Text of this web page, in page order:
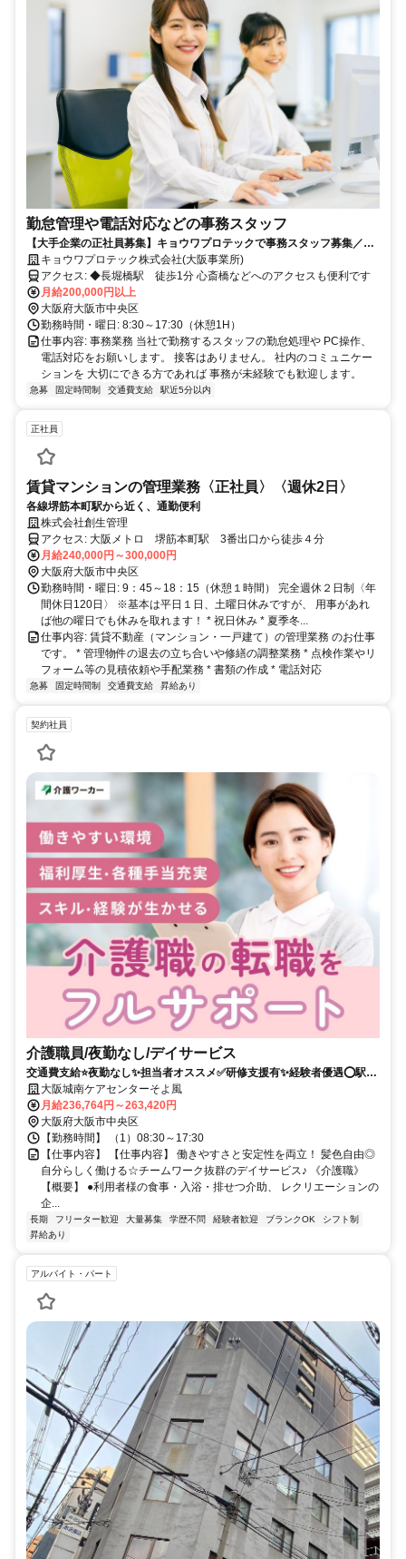
勤怠管理や電話対応などの事務スタッフ
【大手企業の正社員募集】キョウワプロテックで事務スタッフ募集／未
経験からキャリアアップが叶う／駅と1分で通勤も快適
キョウワプロテック株式会社(大阪事業所)
アクセス: ◆長堀橋駅 徒歩1分 心斎橋などへのアクセスも便利です
月給200,000円以上
大阪府大阪市中央区
勤務時間・曜日: 8:30～17:30（休憩1H）
仕事内容: 事務業務 当社で勤務するスタッフの勤怠処理や PC操作、
電話対応をお願いします。 接客はありません。 社内のコミュニケー
ションを 大切にできる方であれば 事務が未経験でも歓迎します。
急募 固定時間制 交通費支給 駅近5分以内
正社員
賃貸マンションの管理業務〈正社員〉〈週休2日〉
各線堺筋本町駅から近く、通勤便利
株式会社創生管理
アクセス: 大阪メトロ 堺筋本町駅 3番出口から徒歩４分
月給240,000円～300,000円
大阪府大阪市中央区
勤務時間・曜日: 9：45～18：15（休憩１時間） 完全週休２日制〈年
間休日120日〉 ※基本は平日１日、土曜日休みですが、 用事があれ
ば他の曜日でも休みを取れます！ * 祝日休み * 夏季冬...
仕事内容: 賃貸不動産（マンション・一戸建て）の管理業務 のお仕事
です。 * 管理物件の退去の立ち合いや修繕の調整業務 * 点検作業やリ
フォーム等の見積依頼や手配業務 * 書類の作成 * 電話対応
急募 固定時間制 交通費支給 昇給あり
契約社員
介護職員/夜勤なし/デイサービス
交通費支給⭐️夜勤なし✨担当者オススメ✅️研修支援有✨経験者優遇⭕️駅チ
カ 大阪城南ケアセンターそよ風
月給236,764円～263,420円
大阪府大阪市中央区
【勤務時間】 （1）08:30～17:30
【仕事内容】 【仕事内容】 働きやすさと安定性を両立！ 髪色自由◎
自分らしく働ける☆チームワーク抜群のデイサービス♪ 《介護職》
【概要】 ●利用者様の食事・入浴・排せつ介助、 レクリエーションの
企...
長期 フリーター歓迎 大量募集 学歴不問 経験者歓迎 ブランクOK
シフト制
昇給あり
アルバイト・パート